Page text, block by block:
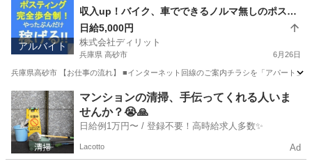
アルバイト
収入up！バイク、車でできるノルマ無しのポステ
ィングスタッフ！LINEのみで簡単登録、ダブルワ
ーカー活躍中≪業務委託求人≫
日給5,000円
株式会社ディリット
兵庫県 高砂市 6月26日
兵庫県高砂市 【お仕事の流れ】 ■インターネット回線のご案内チラシを「アパート
兵庫 高砂市 ポスティング スタッフ
マンションの清掃、手伝ってくれる人いま
せんか？😭🙏
日給例1万円〜 / 登録不要！高時給求人多数✨
Lacotto Ad